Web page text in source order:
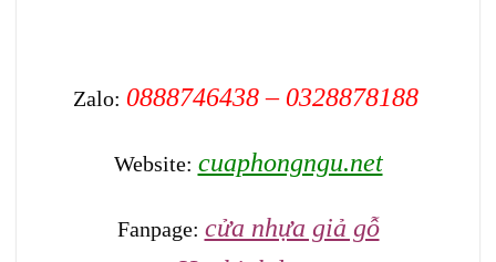
Zalo: 0888746438 – 0328878188
Website: cuaphongngu.net
Fanpage: cửa nhựa giả gỗ